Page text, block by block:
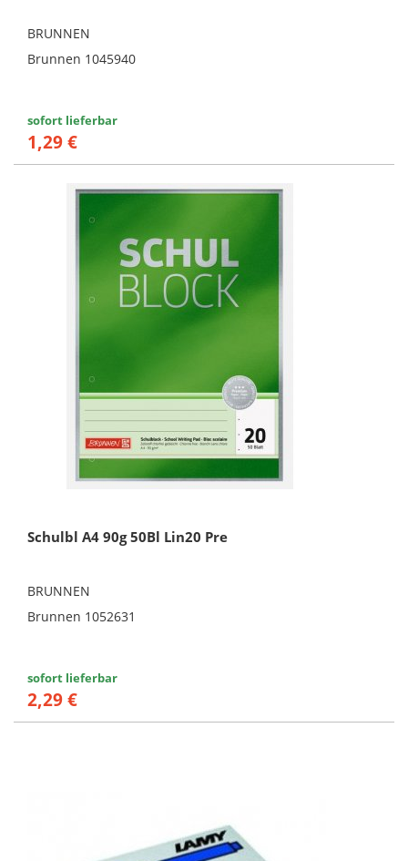
BRUNNEN
Brunnen 1045940
sofort lieferbar
1,29 €
Schulbl A4 90g 50Bl Lin20 Pre
BRUNNEN
Brunnen 1052631
sofort lieferbar
2,29 €